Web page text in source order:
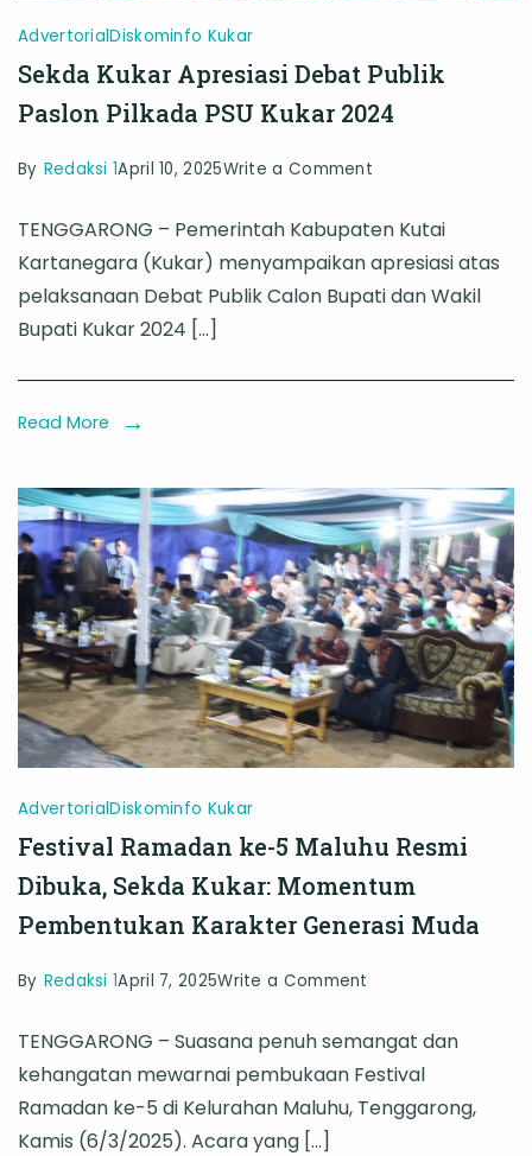
AdvertorialDiskominfo Kukar
Sekda Kukar Apresiasi Debat Publik
Paslon Pilkada PSU Kukar 2024
By Redaksi 1April 10, 2025Write a Comment
Kukar
Apresiasi
Paslon
Kukar
2024
TENGGARONG – Pemerintah Kabupaten Kutai
Kartanegara (Kukar) menyampaikan apresiasi atas
pelaksanaan Debat Publik Calon Bupati dan Wakil
Bupati Kukar 2024 […]
Read More
AdvertorialDiskominfo Kukar
Festival Ramadan ke-5 Maluhu Resmi
Dibuka, Sekda Kukar: Momentum
Pembentukan Karakter Generasi Muda
By Redaksi 1April 7, 2025Write a Comment
Ramadan
ke-
5
TENGGARONG – Suasana penuh semangat dan
kehangatan mewarnai pembukaan Festival
Ramadan ke-5 di Kelurahan Maluhu, Tenggarong,
Kamis (6/3/2025). Acara yang […]